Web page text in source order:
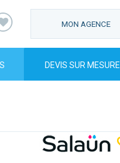
MON AGENCE
DEVIS SUR MESURE